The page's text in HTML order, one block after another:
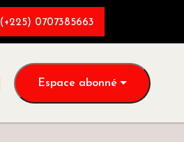
(+225) 0707385663
Espace abonné